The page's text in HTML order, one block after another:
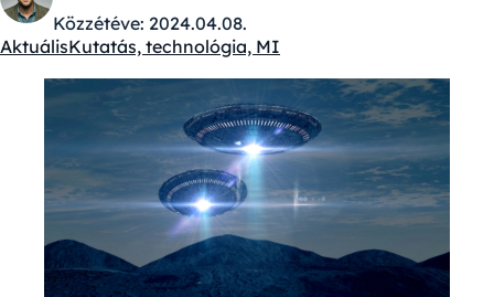
Közzétéve: 2024.04.08.
Kategóriák:
AktuálisKutatás, technológia, MI